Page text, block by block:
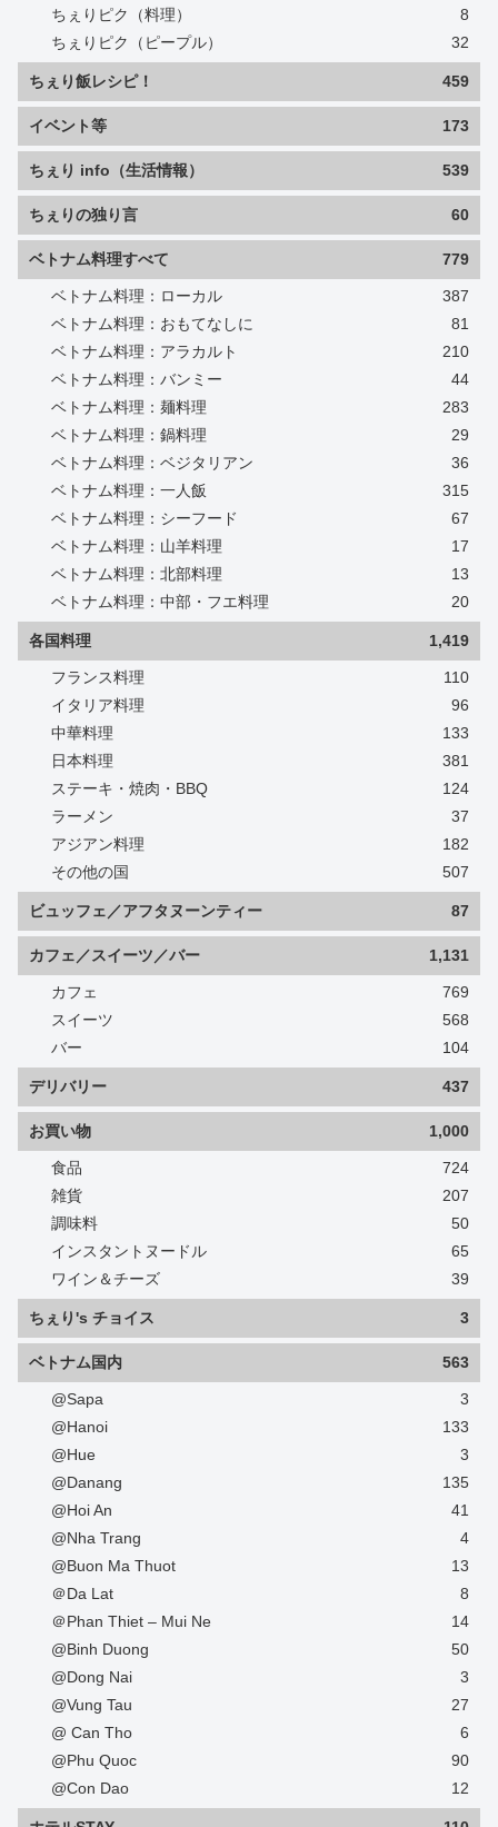
ちぇりピク（料理）
8
ちぇりピク（ピープル）
32
ちぇり飯レシピ！ 459
イベント等 173
ちぇり info（生活情報） 539
ちぇりの独り言 60
ベトナム料理すべて 779
ベトナム料理：ローカル
387
ベトナム料理：おもてなしに
81
ベトナム料理：アラカルト
210
ベトナム料理：バンミー
44
ベトナム料理：麺料理
283
ベトナム料理：鍋料理
29
ベトナム料理：ベジタリアン
36
ベトナム料理：一人飯
315
ベトナム料理：シーフード
67
ベトナム料理：山羊料理
17
ベトナム料理：北部料理
13
ベトナム料理：中部・フエ料理
20
各国料理 1,419
フランス料理
110
イタリア料理
96
中華料理
133
日本料理
381
ステーキ・焼肉・BBQ
124
ラーメン
37
アジアン料理
182
その他の国
507
ビュッフェ／アフタヌーンティー 87
カフェ／スイーツ／バー 1,131
カフェ
769
スイーツ
568
バー
104
デリバリー 437
お買い物 1,000
食品
724
雑貨
207
調味料
50
インスタントヌードル
65
ワイン＆チーズ
39
ちぇり's チョイス 3
ベトナム国内 563
@Sapa
3
@Hanoi
133
@Hue
3
@Danang
135
@Hoi An
41
@Nha Trang
4
@Buon Ma Thuot
13
＠Da Lat
8
＠Phan Thiet – Mui Ne
14
@Binh Duong
50
@Dong Nai
3
@Vung Tau
27
@ Can Tho
6
@Phu Quoc
90
@Con Dao
12